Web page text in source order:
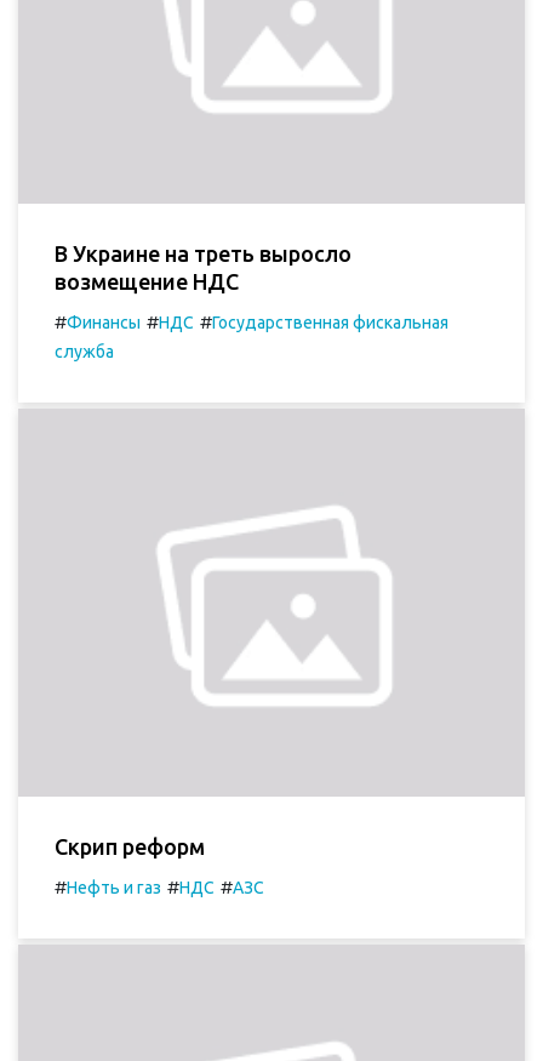
В Украине на треть выросло
возмещение НДС
#Финансы #НДС #Государственная фискальная
служба
Скрип реформ
#Нефть и газ #НДС #АЗС